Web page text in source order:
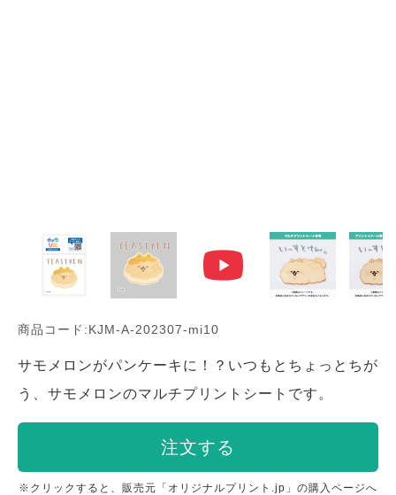
商品コード:KJM-A-202307-mi10
サモメロンがパンケーキに！？いつもとちょっとちが
う、サモメロンのマルチプリントシートです。
注文する
※クリックすると、販売元「オリジナルプリント.jp」の購入ページへ